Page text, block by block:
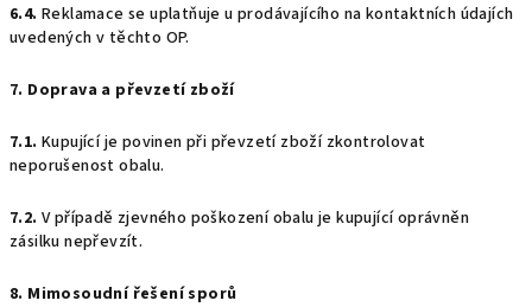
6.4. Reklamace se uplatňuje u prodávajícího na kontaktních údajích
uvedených v těchto OP.
7. Doprava a převzetí zboží
7.1. Kupující je povinen při převzetí zboží zkontrolovat
neporušenost obalu.
7.2. V případě zjevného poškození obalu je kupující oprávněn
zásilku nepřevzít.
8. Mimosoudní řešení sporů